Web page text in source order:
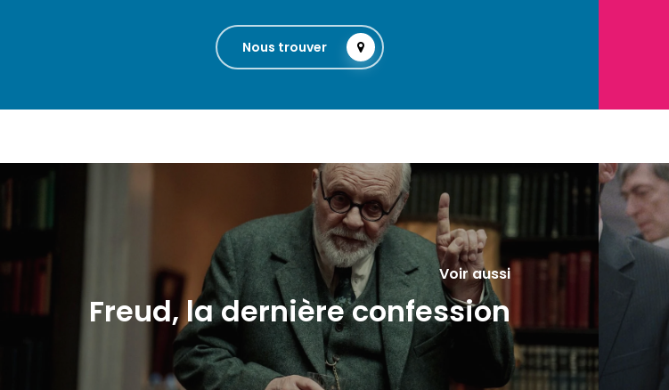
Nous trouver
Voir aussi
Freud, la dernière confession